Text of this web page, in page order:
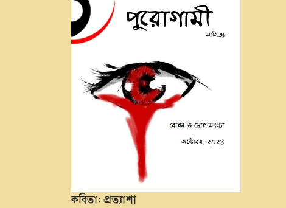
কবিতা: প্রত্যাশা